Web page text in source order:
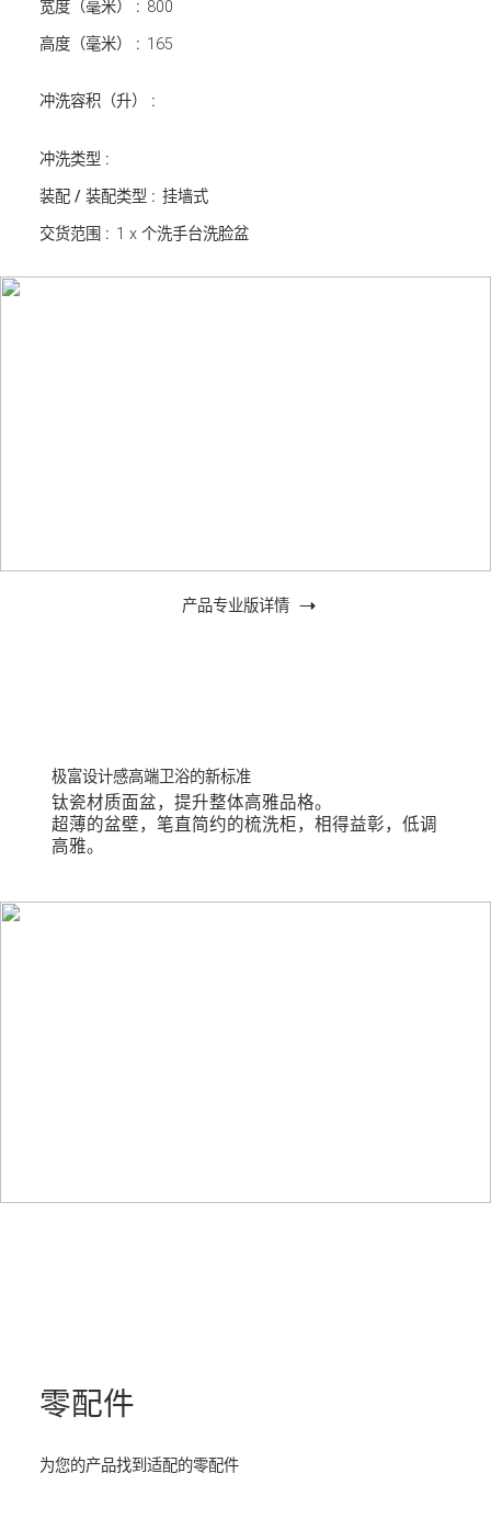
宽度（毫米） : 800
高度（毫米） : 165
冲洗容积（升） :
冲洗类型 :
装配 / 装配类型 : 挂墙式
交货范围 : 1 x 个洗手台洗脸盆
产品专业版详情
钛瓷材质面盆，提升整体高雅品格。
超薄的盆壁，笔直简约的梳洗柜，相得益彰，低调
高雅。
零配件
为您的产品找到适配的零配件